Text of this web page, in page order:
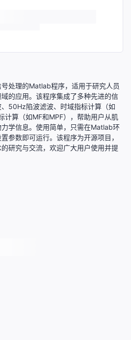
处理的Matlab程序，适用于研究人员
的应用。该程序集成了多种先进的信
50Hz陷波滤波、时域指标计算（如
计算（如MF和MPF），帮助用户从肌
学信息。使用简单，只需在Matlab环
参数即可运行。该程序为开源项目，
研究与交流，欢迎广大用户使用并提